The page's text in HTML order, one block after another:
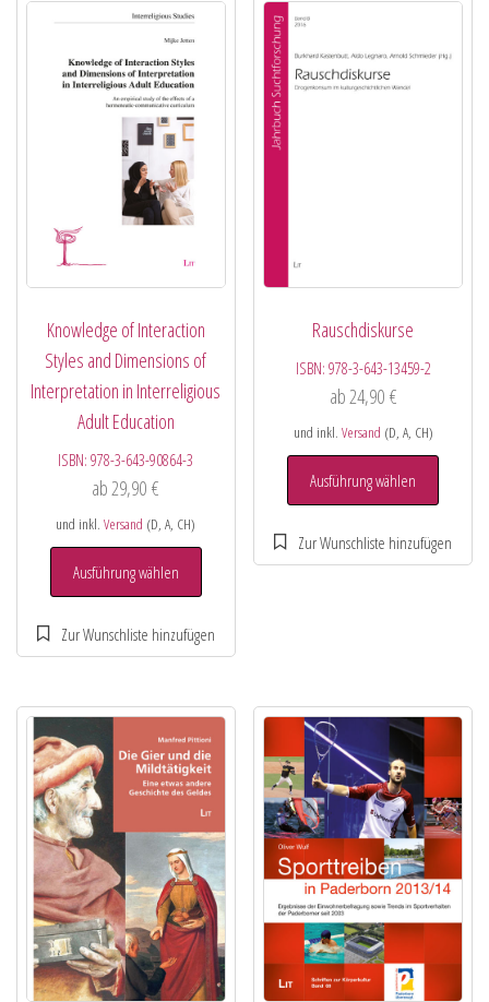
Knowledge of Interaction
Styles and Dimensions of
Interpretation in Interreligious
Adult Education
ISBN:978-3-643-90864-3
ab 29,90€
und inkl.Versand (D, A, CH)
Ausführung wählen
Rauschdiskurse
ISBN: 978-3-643-13459-2
ab 24,90 €
und inkl. Versand (D, A, CH)
Ausführung wählen